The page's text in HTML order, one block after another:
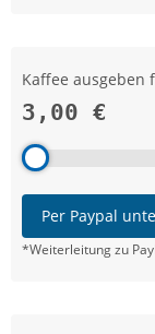
Kaffee ausgeben
3,00 €
Per Paypal
*Weiterleitung zu